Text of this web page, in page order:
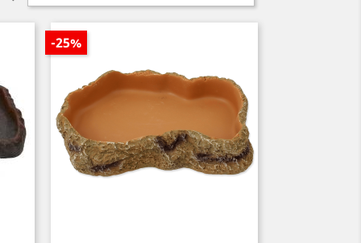
-25%